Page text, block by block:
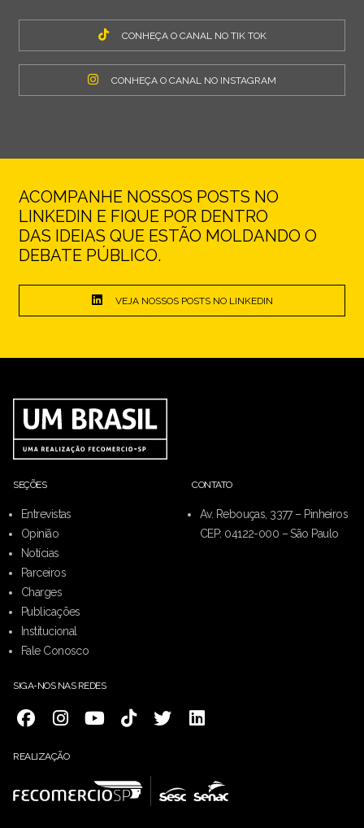
CONHEÇA O CANAL NO TIK TOK
CONHEÇA O CANAL NO INSTAGRAM
ACOMPANHE NOSSOS POSTS NO
LINKEDIN E FIQUE POR DENTRO
DAS IDEIAS QUE ESTÃO MOLDANDO O
DEBATE PÚBLICO.
VEJA NOSSOS POSTS NO LINKEDIN
SEÇÕES
Entrevistas
Opinião
Notícias
Parceiros
Charges
Publicações
Institucional
Fale Conosco
CONTATO
Av. Rebouças, 3377 – Pinheiros
CEP: 04122-000 – São Paulo
SIGA-NOS NAS REDES
REALIZAÇÃO